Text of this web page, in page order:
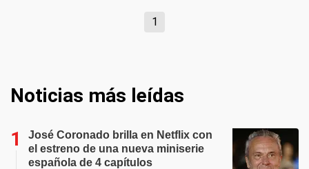
1
Noticias más leídas
José Coronado brilla en Netflix con
el estreno de una nueva miniserie
española de 4 capítulos